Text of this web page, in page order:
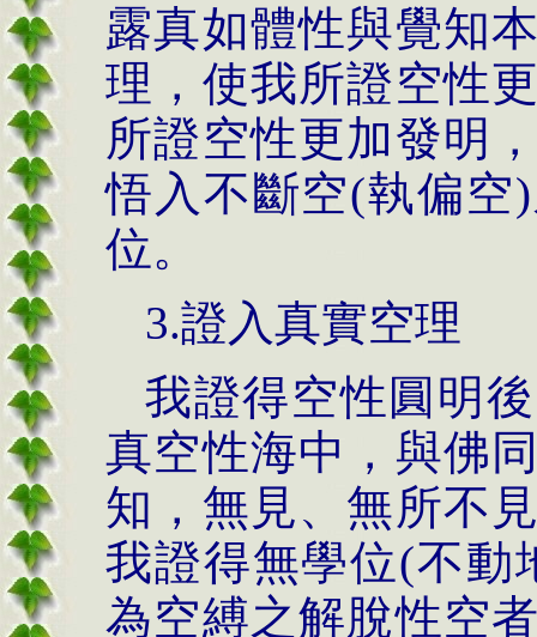
露真如體性與覺知
理，使我所證空性
所證空性更加發明
悟入不斷空(執偏空
位。
3.證入真實空理
我證得空性圓明
真空性海中，與佛
知，無見、無所不
我證得無學位(不動
為空縛之解脫性空